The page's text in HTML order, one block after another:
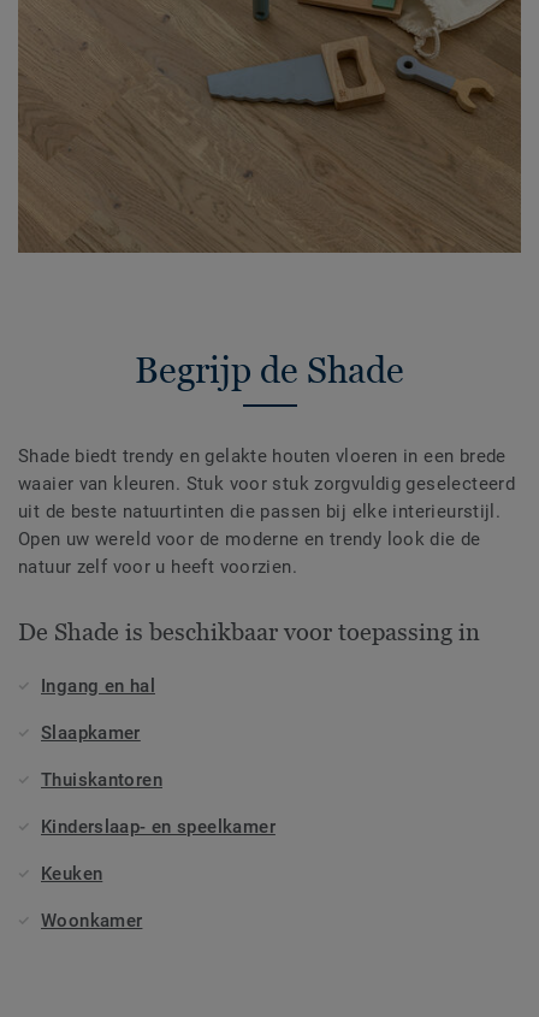
Begrijp de Shade
Shade biedt trendy en gelakte houten vloeren in een brede
waaier van kleuren. Stuk voor stuk zorgvuldig geselecteerd
uit de beste natuurtinten die passen bij elke interieurstijl.
Open uw wereld voor de moderne en trendy look die de
natuur zelf voor u heeft voorzien.
De Shade is beschikbaar voor toepassing in
Ingang en hal
Slaapkamer
Thuiskantoren
Kinderslaap- en speelkamer
Keuken
Woonkamer